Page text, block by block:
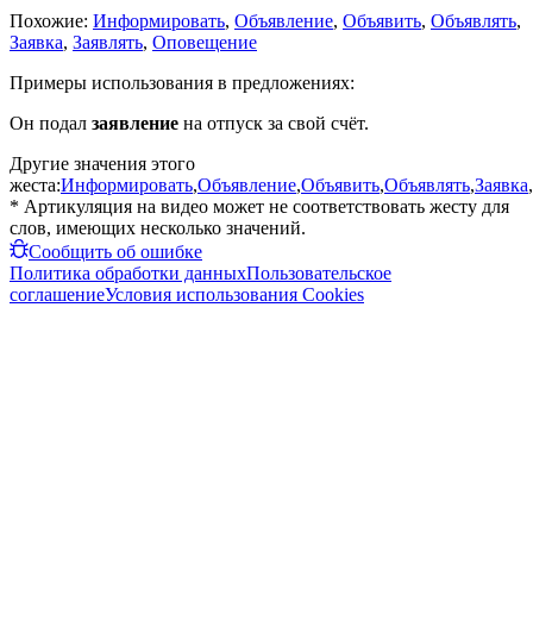
Похожие: Информировать, Объявление, Объявить, Объявлять,
Заявка, Заявлять, Оповещение
Примеры использования в предложениях:
Он подал заявление на отпуск за свой счёт.
Другие значения этого
жеста:Информировать,Объявление,Объявить,Объявлять,Заявка,
* Артикуляция на видео может не соответствовать жесту для
слов, имеющих несколько значений.
Сообщить об ошибке
Политика обработки данныхПользовательское
соглашениеУсловия использования Cookies